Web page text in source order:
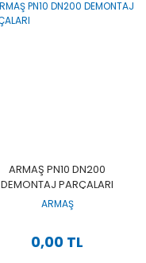
ARMAŞ PN10 DN200
DEMONTAJ PARÇALARI
ARMAŞ
0,00 TL